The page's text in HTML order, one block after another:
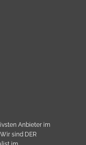
Anbieter im
sind DER